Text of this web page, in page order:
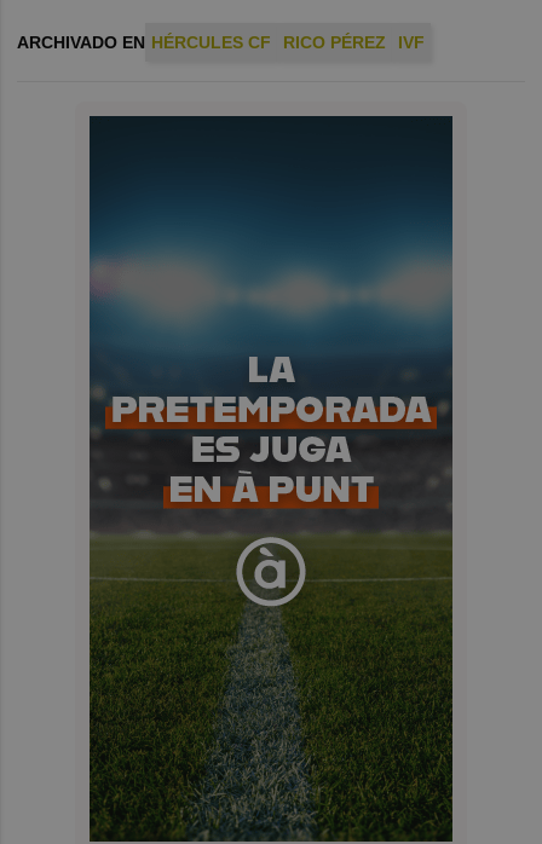
ARCHIVADO EN HÉRCULES CF RICO PÉREZ IVF